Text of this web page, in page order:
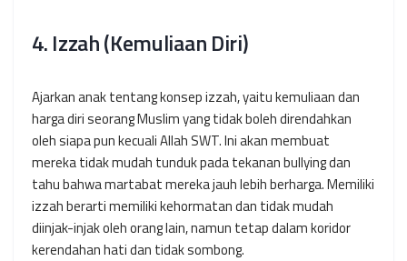
4. Izzah (Kemuliaan Diri)
Ajarkan anak tentang konsep izzah, yaitu kemuliaan dan
harga diri seorang Muslim yang tidak boleh direndahkan
oleh siapa pun kecuali Allah SWT. Ini akan membuat
mereka tidak mudah tunduk pada tekanan bullying dan
tahu bahwa martabat mereka jauh lebih berharga. Memiliki
izzah berarti memiliki kehormatan dan tidak mudah
diinjak-injak oleh orang lain, namun tetap dalam koridor
kerendahan hati dan tidak sombong.